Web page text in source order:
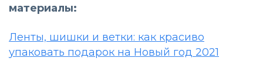
материалы:
Ленты, шишки и ветки: как красиво
упаковать подарок на Новый год 2021